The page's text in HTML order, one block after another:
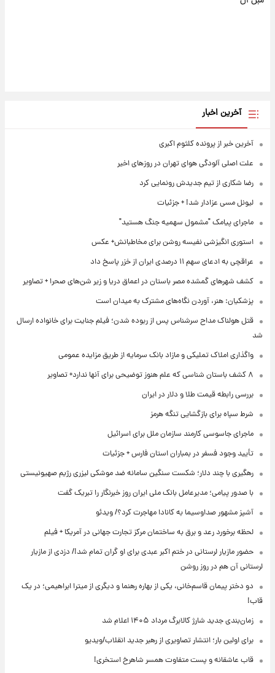
آخرین اخبار
آخرین خبر از پرونده کلثوم اکبری
علت اصلی آلودگی هوای تهران در روزهای اخیر
رضا شکاری از تیم جدیدش رونمایی کرد
لیونل مسی عزادار شد! + جزئیات
ماجرای پیامک "مشمول سهمیه جنگ هستید"
استوری انگیزشی نفیسه روشن برای مخاطبانش+ عکس
عراقچی به ادعای سهم ۱۱ درصدی ایران از خزر پاسخ داد
کشف شهرهای گمشده مصر باستان در اعماق دریا و زیر شن‌های صحرا + تصاویر
پزشکیان: هنر، آوردن نگاه‌های مشترک به میدان است
قتل هولناک مداح سرشناس پس از ربوده شدن؛ فیلم جنایت برای خانواده ارسال
شد
واگذاری املاک تملیکی و مازاد بانک سرمایه از طریق مزایده عمومی
۸ کشف باستان شناسی که علم هنوز توضیحی برای آنها ندارد+ تصاویر
بررسی رابطه قیمت طلا و دلار در ایران
شرط سپاه برای بازگشایی تنگه هرمز
ماجرای جاسوسی کارمند سازمان ملل برای اسرائیل
تأیید وجود فسفر در بمباران استان فارس + جزئیات
رهگیری با چند دلار؛ شکست سنگین سامانه ضد موشکی لیزری رژیم صهیونیستی
با صدور پیامی؛ مدیرعامل بانک ملی ایران روز خبرنگار را تبریک گفت
آشپز مشهور صداوسیما به کانادا مهاجرت کرد؟/ ویدئو
لحظه برخورد رعد و برق به ساختمان مرکز تجارت جهانی در آمریکا + فیلم
حضور مازیار لرستانی در ختم اکبر عبدی برای او گران تمام شد!/ دزدی از مازیار
لرستانی آن هم در روز روشن
دو دختر پیمان قاسم‌خانی، یکی از بهاره رهنما و دیگری از میترا ابراهیمی؛ در یک
قاب!
زمان‌بندی جدید شارژ کالابرگ مرداد ۱۴۰۵ اعلام شد
برای اولین بار؛ انتشار تصاویری از رهبر جدید انقلاب/ویدیو
قاب عاشقانه و پست متفاوت همسر شاهرخ استخری!